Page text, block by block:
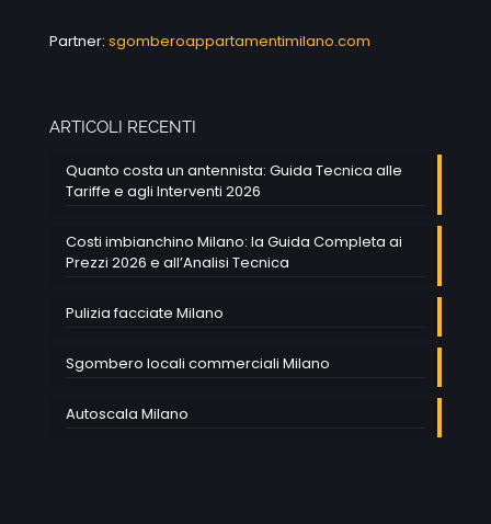
Partner: sgomberoappartamentimilano.com
ARTICOLI RECENTI
Quanto costa un antennista: Guida Tecnica alle
Tariffe e agli Interventi 2026
Costi imbianchino Milano: la Guida Completa ai
Prezzi 2026 e all’Analisi Tecnica
Pulizia facciate Milano
Sgombero locali commerciali Milano
Autoscala Milano